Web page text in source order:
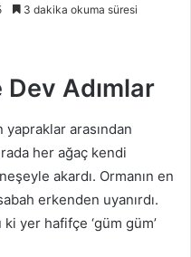
3 dakika okuma süresi
Adımlar
arasından
her ağaç kendi
akardı. Ormanın en
erkenden uyanırdı.
yer hafifçe ‘güm güm’